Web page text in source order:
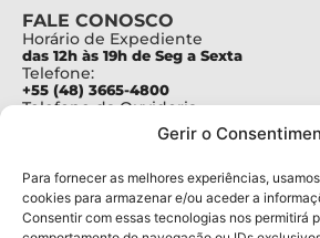
Gerir o
Para fornecer as melhores experiências,
cookies para armazenar e/ou aceder a
Consentir com essas tecnologias nos permitirá
FALE CONOSCO
Horário de Expediente
das 12h às 19h de Seg a Sexta
Telefone:
+55 (48) 3665-4800
Telefone da Ouvidoria
Para assuntos relacionados à
pesquisa@fapesc.sc.gov.br
Para assuntos relacionados à
inovacao@fapesc.sc.gov.br